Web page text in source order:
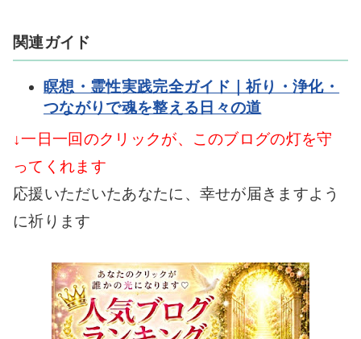
関連ガイド
瞑想・霊性実践完全ガイド｜祈り・浄化・
つながりで魂を整える日々の道
↓一日一回のクリックが、このブログの灯を守
ってくれます
応援いただいたあなたに、幸せが届きますよう
に祈ります